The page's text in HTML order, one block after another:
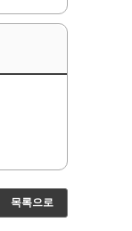
목록으로